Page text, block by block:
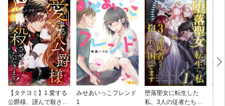
【タテヨミ】1.愛する
公爵様、謹んで殺させ
みせあいっこフレンド
1
堕落聖女に転生した
私、3人の従者たちに
授
身